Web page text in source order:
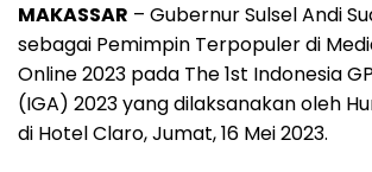
c
e
b
o
a
t
s
A
l
e
g
r
r
e
a
d
a
r
e
MAKASSAR – Gubernur Sulsel Andi
sebagai Pemimpin Terpopuler di
Online 2023 pada The 1st Indonesia
(IGA) 2023 yang dilaksanakan oleh
di Hotel Claro, Jumat, 16 Mei 2023.